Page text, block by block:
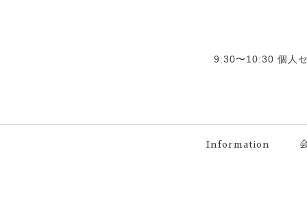
9:30〜10:30 個人
Information